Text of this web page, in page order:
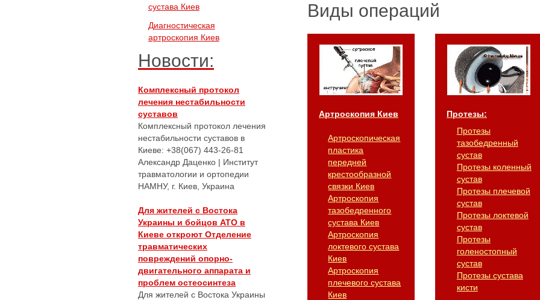
сустава Киев
Диагностическая
артроскопия Киев
Новости:
Комплексный протокол
лечения нестабильности
суставов
Комплексный протокол лечения
нестабильности суставов в
Киеве: +38(067) 443-26-81
Александр Даценко | Институт
травматологии и ортопедии
НАМНУ, г. Киев, Украина
Для жителей с Востока
Украины и бойцов АТО в
Киеве откроют Отделение
травматических
повреждений опорно-
двигательного аппарата и
проблем остеосинтеза
Для жителей с Востока Украины
Виды операций
Артроскопия Киев
Артроскопическая
пластика
передней
крестообразной
связки Киев
Артроскопия
тазобедренного
сустава Киев
Артроскопия
локтевого сустава
Киев
Артроскопия
плечевого сустава
Киев
Протезы:
Протезы
тазобедренный
сустав
Протезы коленный
сустав
Протезы плечевой
сустав
Протезы локтевой
сустав
Протезы
голеностопный
сустав
Протезы сустава
кисти